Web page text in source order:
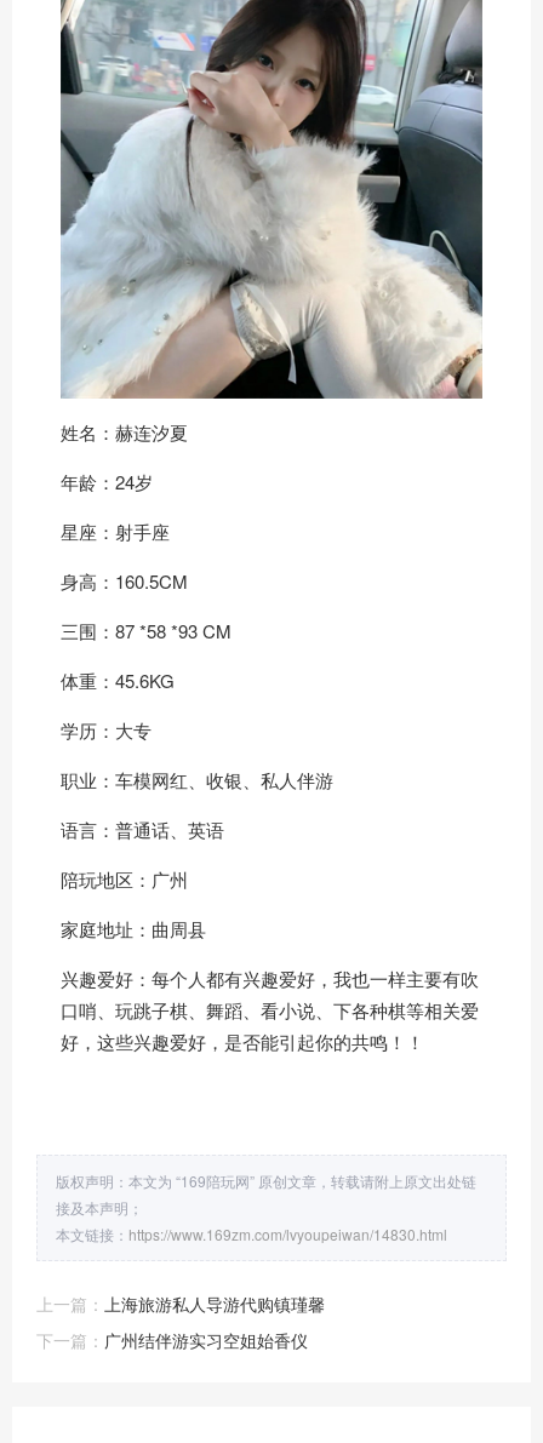
姓名：赫连汐夏
年龄：24岁
星座：射手座
身高：160.5CM
三围：87 *58 *93 CM
体重：45.6KG
学历：大专
职业：车模网红、收银、私人伴游
语言：普通话、英语
陪玩地区：广州
家庭地址：曲周县
兴趣爱好：每个人都有兴趣爱好，我也一样主要有吹
口哨、玩跳子棋、舞蹈、看小说、下各种棋等相关爱
好，这些兴趣爱好，是否能引起你的共鸣！！
版权声明：本文为 “169陪玩网” 原创文章，转载请附上原文出处链
接及本声明；
本文链接： https://www.169zm.com/lvyoupeiwan/14830.html
上一篇： 上海旅游私人导游代购镇瑾馨
下一篇： 广州结伴游实习空姐始香仪